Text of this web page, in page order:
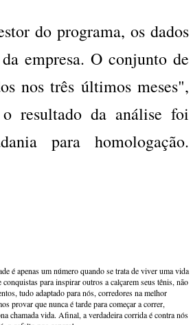
do programa, os dados
empresa. O conjunto de
nos três últimos meses",
resultado da análise foi
para homologação.
é apenas um número quando se trata de viver uma vida
para inspirar outros a calçarem seus tênis, não
tudo adaptado para nós, corredores na melhor
provar que nunca é tarde para começar a correr,
chamada vida. Afinal, a verdadeira corrida é contra nós